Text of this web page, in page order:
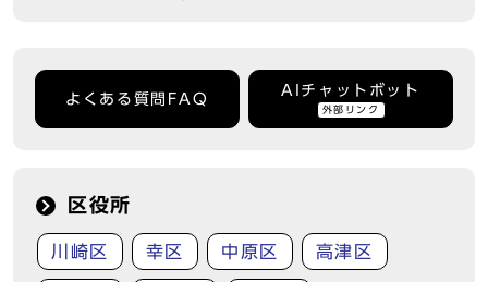
よくある質問FAQ
AIチャットボット
外部リンク
区役所
川崎区 幸区 中原区 高津区